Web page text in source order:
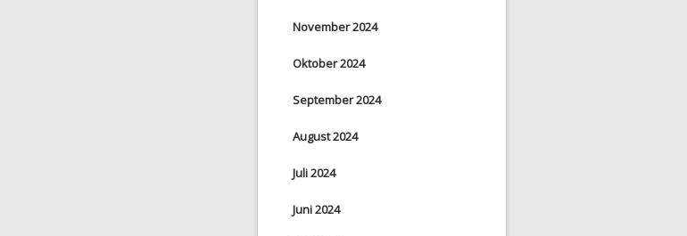
November 2024
Oktober 2024
September 2024
August 2024
Juli 2024
Juni 2024